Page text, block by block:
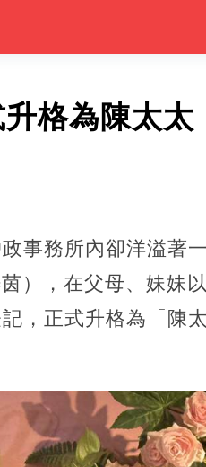
格為陳太
事務所內卻洋溢著
），在父母、妹妹
，正式升格為「陳